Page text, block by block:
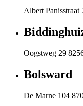
Albert Panisstraat
Oogstweg 29
Bolsward
De Marne 104